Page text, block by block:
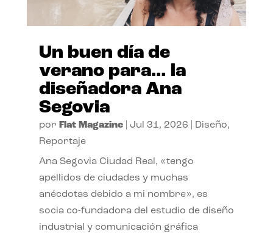
Un buen día de
verano para… la
diseñadora Ana
Segovia
por Flat Magazine| Jul 31, 2026 Diseño,
Reportaje
Ana Segovia Ciudad Real, «tengo
apellidos de ciudades y muchas
anécdotas debido a mi nombre», es
socia co-fundadora del estudio de diseño
industrial y comunicación gráfica